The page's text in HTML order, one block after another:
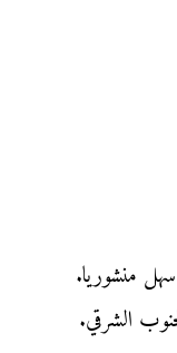
منشوريا.
الشرقي.